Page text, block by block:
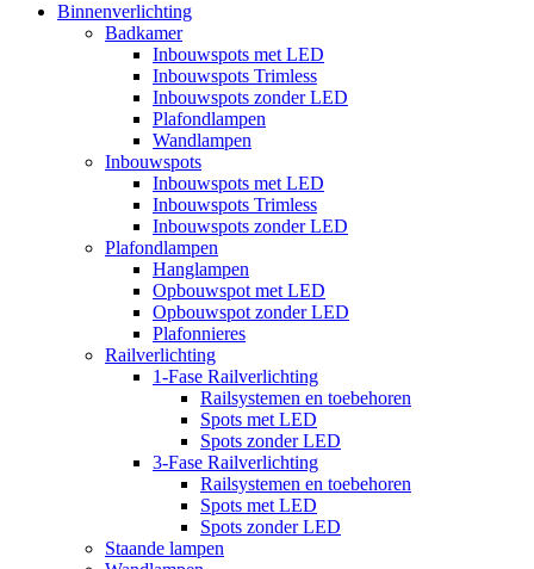
Binnenverlichting
Badkamer
Inbouwspots met LED
Inbouwspots Trimless
Inbouwspots zonder LED
Plafondlampen
Wandlampen
Inbouwspots
Inbouwspots met LED
Inbouwspots Trimless
Inbouwspots zonder LED
Plafondlampen
Hanglampen
Opbouwspot met LED
Opbouwspot zonder LED
Plafonnieres
Railverlichting
1-Fase Railverlichting
Railsystemen en toebehoren
Spots met LED
Spots zonder LED
3-Fase Railverlichting
Railsystemen en toebehoren
Spots met LED
Spots zonder LED
Staande lampen